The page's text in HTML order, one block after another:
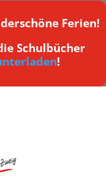
Ferien!
Schulbücher
!